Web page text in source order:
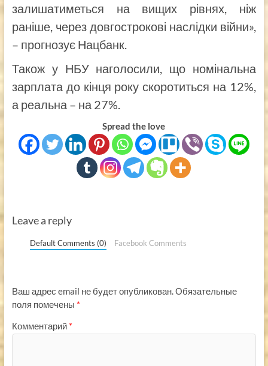
залишатиметься на вищих рівнях, ніж
раніше, через довгострокові наслідки війни»,
– прогнозує Нацбанк.
Також у НБУ наголосили, що номінальна
зарплата до кінця року скоротиться на 12%,
а реальна – на 27%.
Spread the love
Leave a reply
Default Comments (0) Facebook Comments
Ваш адрес email не будет опубликован.Обязательные
поля помечены *
Комментарий *